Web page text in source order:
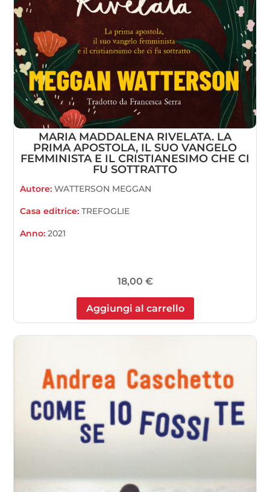
MARIA MADDALENA RIVELATA. LA
PRIMA APOSTOLA, IL SUO VANGELO
FEMMINISTA E IL CRISTIANESIMO CHE CI
FU SOTTRATTO
Autore:WATTERSON MEGGAN
Casa editrice:TREFOGLIE
Anno:2021
18,00 €
Aggiungi al carrello